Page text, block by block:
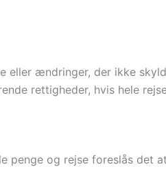
ændringer, der ikke
rettigheder, hvis hele
og rejse foreslås det